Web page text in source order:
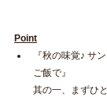
Point
『秋の味覚♪ サ
ご飯で』
其の一、まずひ